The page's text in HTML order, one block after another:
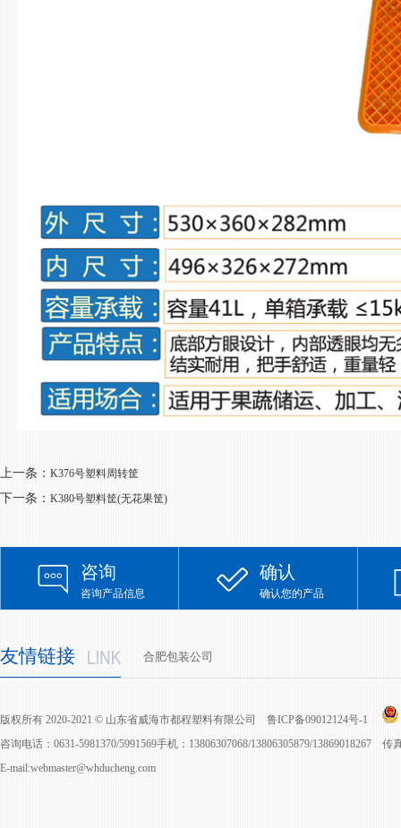
上一条： K376号塑料周转筐
下一条： K380号塑料筐(无花果筐)
咨询
咨询产品信息
确认
确认您的产品
友情链接 合肥包装公司
版权所有 2020-2021 © 山东省威海市都程塑料有限公司 鲁ICP备09012124号-1
咨询电话：0631-5981370/5991569手机：13806307068/13806305879/13869018267
E-mail:webmaster@whducheng.com